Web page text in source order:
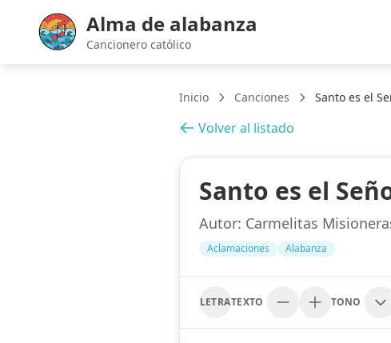
Alma de alabanza
Cancionero católico
Inicio Canciones Santo es el
Volver al listado
Santo es el
Autor: Carmelitas
Aclamaciones Alabanza
LETRATEXTO TONO